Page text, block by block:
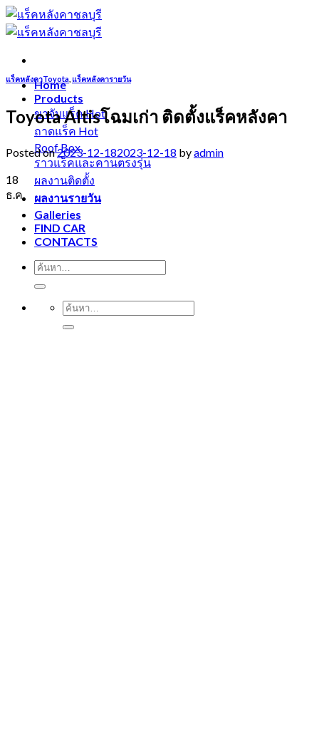
Skip
to
content
Home
Products
ขาจับแร็ค
ถาดแร็ค
Roof Box
ราวแร็คและคานตรงรุ่น
ผลงานติดตั้ง
ผลงานรายวัน
Galleries
FIND CAR
CONTACTS
แร็คหลังคาToyota แร็คหลังคารายวัน
Toyota Altisโฉมเก่า ติดตั้งแร็คหลังคา
Posted on2023-12-182023-12-18 byadmin
18
ธ.ค.